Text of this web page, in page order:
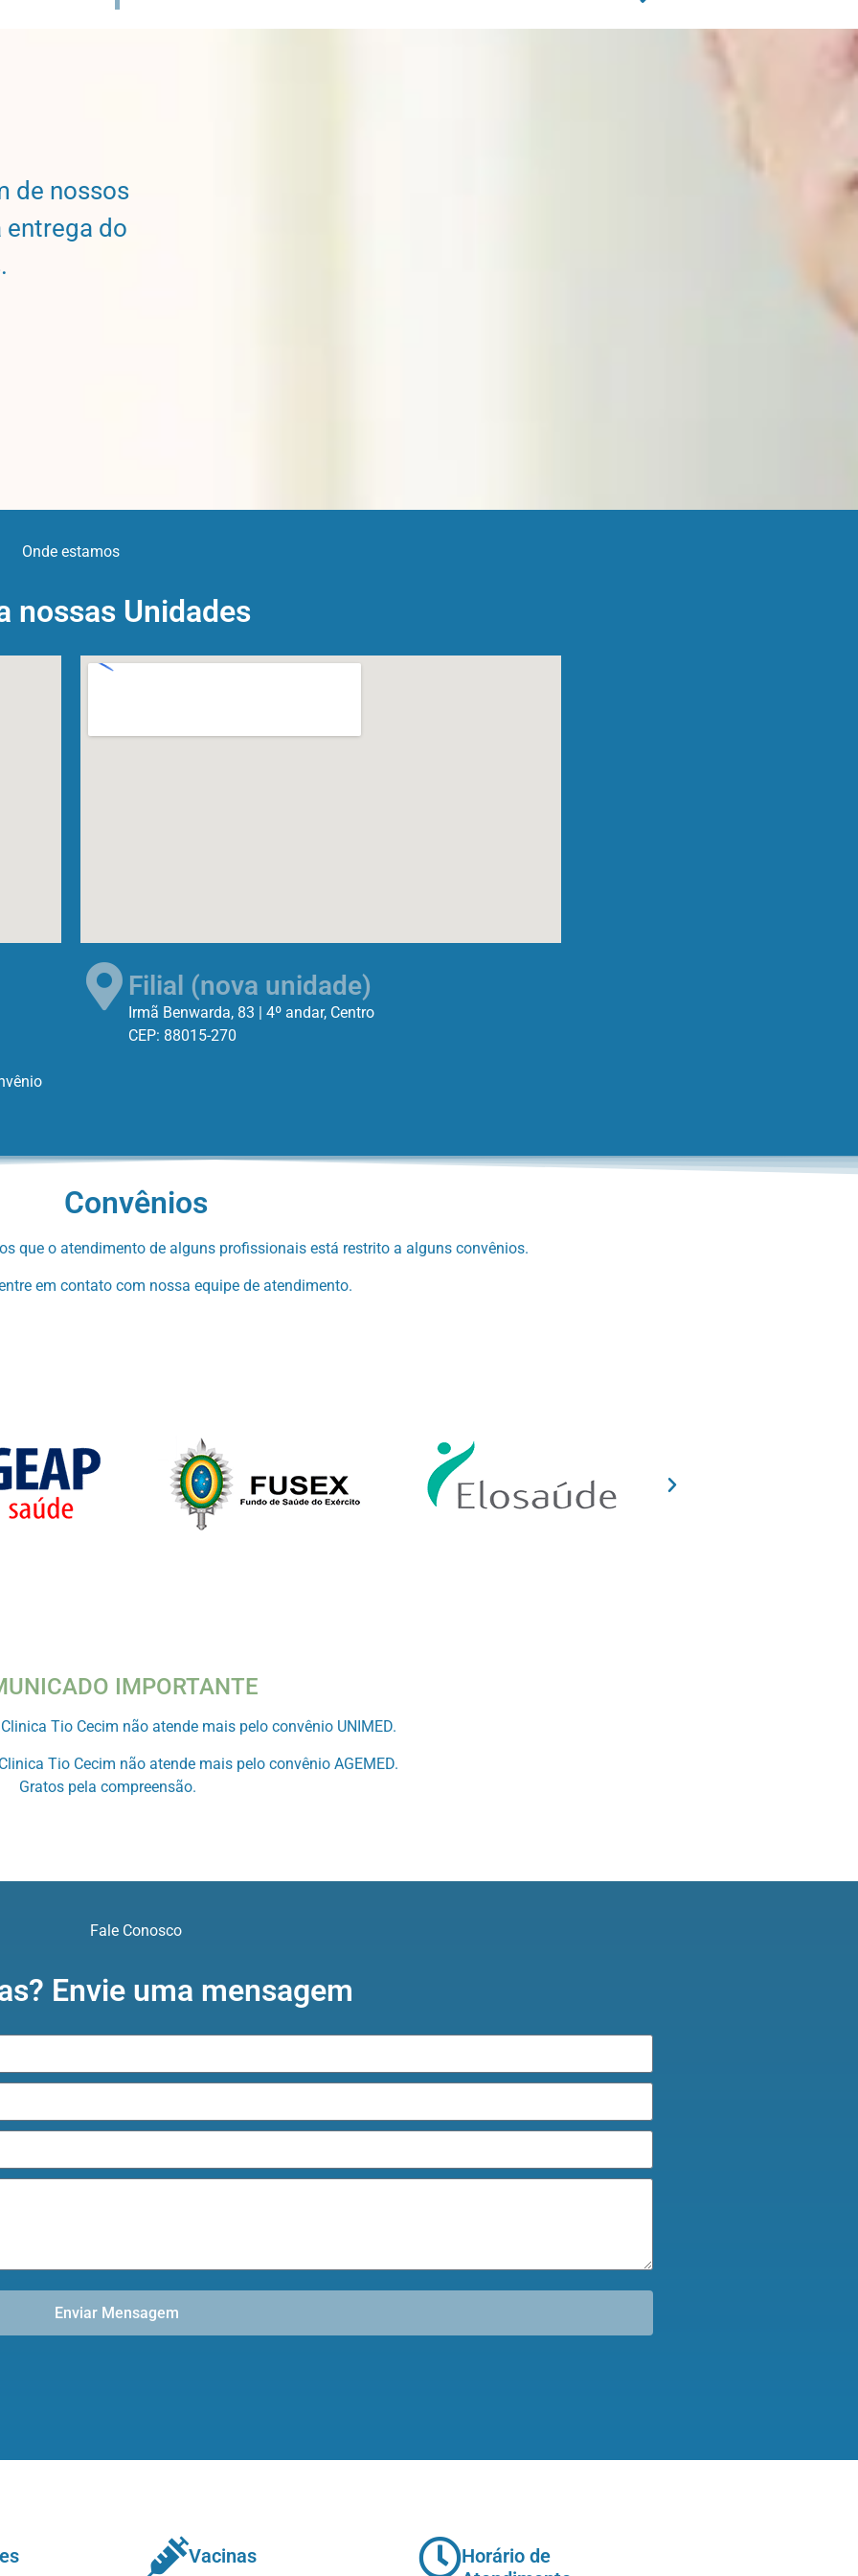
de nossos
do
Onde estamos
nossas Unidades
Filial (nova unidade)
Irmã Benwarda, 83 | 4º andar, Centro
CEP: 88015-270
Convênios
que o atendimento de alguns profissionais está restrito a alguns convênios.
em contato com nossa equipe de atendimento.
IMPORTANTE
Tio Cecim não atende mais pelo convênio UNIMED.
Tio Cecim não atende mais pelo convênio AGEMED.
Gratos pela compreensão.
Fale Conosco
Envie uma mensagem
Enviar Mensagem
Vacinas
Horário de